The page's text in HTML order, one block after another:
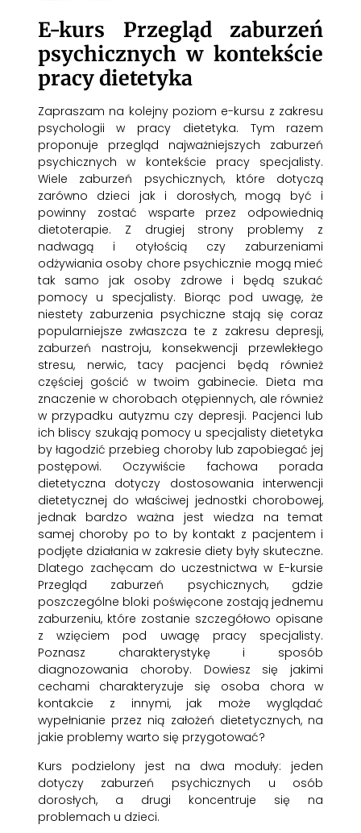
E-kurs Przegląd zaburzeń
psychicznych w kontekście
pracy dietetyka
Zapraszam na kolejny poziom e-kursu z zakresu
psychologii w pracy dietetyka. Tym razem
proponuje przegląd najważniejszych zaburzeń
psychicznych w kontekście pracy specjalisty.
Wiele zaburzeń psychicznych, które dotyczą
zarówno dzieci jak i dorosłych, mogą być i
powinny zostać wsparte przez odpowiednią
dietoterapie. Z drugiej strony problemy z
nadwagą i otyłością czy zaburzeniami
odżywiania osoby chore psychicznie mogą mieć
tak samo jak osoby zdrowe i będą szukać
pomocy u specjalisty. Biorąc pod uwagę, że
niestety zaburzenia psychiczne stają się coraz
popularniejsze zwłaszcza te z zakresu depresji,
zaburzeń nastroju, konsekwencji przewlekłego
stresu, nerwic, tacy pacjenci będą również
częściej gościć w twoim gabinecie. Dieta ma
znaczenie w chorobach otępiennych, ale również
w przypadku autyzmu czy depresji. Pacjenci lub
ich bliscy szukają pomocy u specjalisty dietetyka
by łagodzić przebieg choroby lub zapobiegać jej
postępowi. Oczywiście fachowa porada
dietetyczna dotyczy dostosowania interwencji
dietetycznej do właściwej jednostki chorobowej,
jednak bardzo ważna jest wiedza na temat
samej choroby po to by kontakt z pacjentem i
podjęte działania w zakresie diety były skuteczne.
Dlatego zachęcam do uczestnictwa w E-kursie
Przegląd zaburzeń psychicznych, gdzie
poszczególne bloki poświęcone zostają jednemu
zaburzeniu, które zostanie szczegółowo opisane
z wzięciem pod uwagę pracy specjalisty.
Poznasz charakterystykę i sposób
diagnozowania choroby. Dowiesz się jakimi
cechami charakteryzuje się osoba chora w
kontakcie z innymi, jak może wyglądać
wypełnianie przez nią założeń dietetycznych, na
jakie problemy warto się przygotować?
Kurs podzielony jest na dwa moduły: jeden
dotyczy zaburzeń psychicznych u osób
dorosłych, a drugi koncentruje się na
problemach u dzieci.